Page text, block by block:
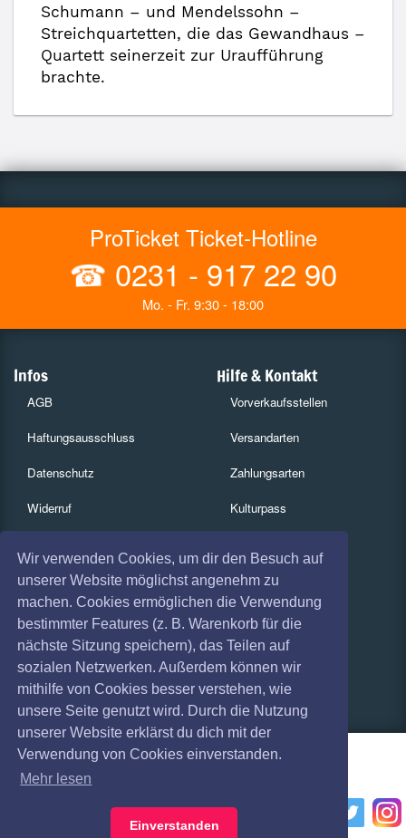
Wir verwenden Cookies, um dir den Besuch auf
unserer Website möglichst angenehm zu
machen. Cookies ermöglichen die Verwendung
bestimmter Features (z. B. Warenkorb für die
nächste Sitzung speichern), das Teilen auf
sozialen Netzwerken. Außerdem können wir
mithilfe von Cookies besser verstehen, wie
unsere Seite genutzt wird. Durch die Nutzung
unserer Website erklärst du dich mit der
Verwendung von Cookies einverstanden.
Mehr lesen
Einverstanden
Schumann – und Mendelssohn –
Streichquartetten, die das Gewandhaus –
Quartett seinerzeit zur Uraufführung
brachte.
ProTicket Ticket-Hotline
☎ 0231 - 917 22 90
Mo. - Fr. 9:30 - 18:00
Infos
AGB
Haftungsausschluss
Datenschutz
Widerruf
Absagen
Coronavirus (COVID 19)
Hilfe & Kontakt
Vorverkaufsstellen
Versandarten
Zahlungsarten
Kulturpass
Services
Gutscheine
Geschäftskunden
Kartenrückgabe
Besucherregistrierung